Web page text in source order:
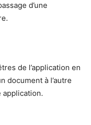
d’une
de l’application en
document à l’autre
application.